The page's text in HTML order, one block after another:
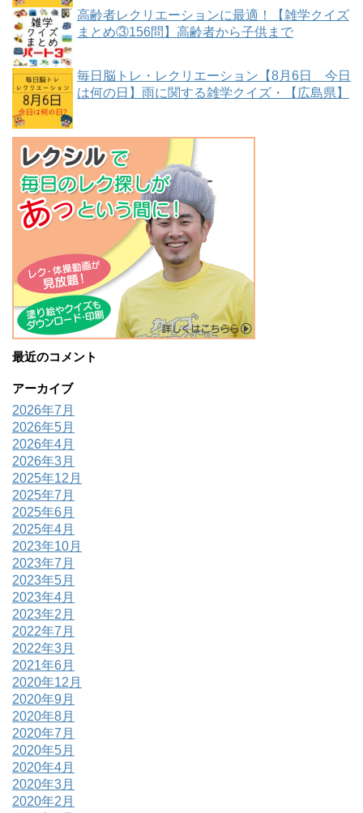
高齢者レクリエーションに最適！【雑学クイズ
まとめ③156問】高齢者から子供まで
毎日脳トレ・レクリエーション【8月6日 今日
は何の日】雨に関する雑学クイズ・【広島県】
最近のコメント
アーカイブ
2026年7月
2026年5月
2026年4月
2026年3月
2025年12月
2025年7月
2025年6月
2025年4月
2023年10月
2023年7月
2023年5月
2023年4月
2023年2月
2022年7月
2022年3月
2021年6月
2020年12月
2020年9月
2020年8月
2020年7月
2020年5月
2020年4月
2020年3月
2020年2月